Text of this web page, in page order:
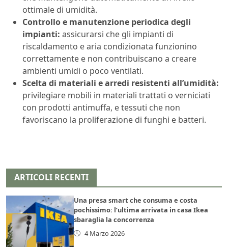
ottimale di umidità.
Controllo e manutenzione periodica degli
impianti: assicurarsi che gli impianti di
riscaldamento e aria condizionata funzionino
correttamente e non contribuiscano a creare
ambienti umidi o poco ventilati.
Scelta di materiali e arredi resistenti all’umidità:
privilegiare mobili in materiali trattati o verniciati
con prodotti antimuffa, e tessuti che non
favoriscano la proliferazione di funghi e batteri.
ARTICOLI RECENTI
Una presa smart che consuma e costa
pochissimo: l’ultima arrivata in casa Ikea
sbaraglia la concorrenza
4 Marzo 2026